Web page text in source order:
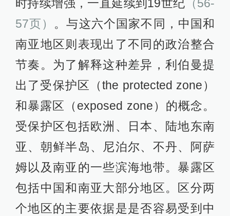
时持续增强，一直延续到19世纪 （56-
57页） 。与这六个国家不同，中国和
南亚地区则表现出了不同的政治整合
节奏。为了解释这种差异，利伯曼提
出了受保护区（the protected zone）
和暴露区（exposed zone）的概念。
受保护区包括欧洲、日本、陆地东南
亚、朝鲜半岛、尼泊尔、不丹、阿萨
姆以及南亚的一些滨海地带。暴露区
包括中国和南亚大部分地区。区分两
个地区的主要依据是是否容易受到中